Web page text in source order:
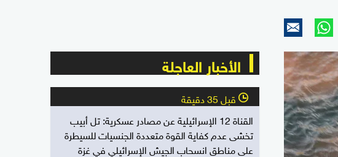
الأخبار العاجلة
l قبل 35 دقيقة
القناة 12 الإسرائيلية عن مصادر عسكرية: تل أبيب
تخشى عدم كفاية القوة متعددة الجنسيات للسيطرة
على مناطق انسحاب الجيش الإسرائيلي في غزة